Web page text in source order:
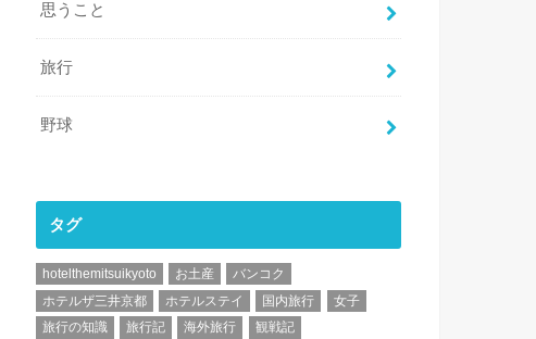
思うこと
旅行
野球
タグ
hotelthemitsuikyoto お土産
バンコク
ホテルザ三井京都
ホテルステイ 国内旅行
女子
旅行の知識
旅行記 海外旅行 観戦記